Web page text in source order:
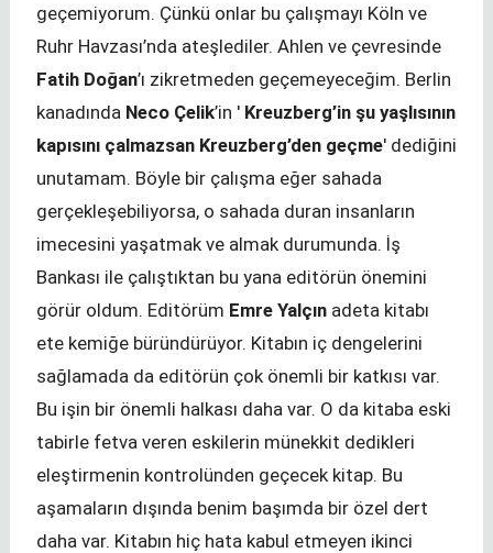
geçemiyorum. Çünkü onlar bu çalışmayı Köln ve
Ruhr Havzası’nda ateşlediler. Ahlen ve çevresinde
Fatih Doğan’ı zikretmeden geçemeyeceğim. Berlin
kanadında Neco Çelik’in ' Kreuzberg’in şu yaşlısının
kapısını çalmazsan Kreuzberg’den geçme' dediğini
unutamam. Böyle bir çalışma eğer sahada
gerçekleşebiliyorsa, o sahada duran insanların
imecesini yaşatmak ve almak durumunda. İş
Bankası ile çalıştıktan bu yana editörün önemini
görür oldum. Editörüm Emre Yalçın adeta kitabı
ete kemiğe büründürüyor. Kitabın iç dengelerini
sağlamada da editörün çok önemli bir katkısı var.
Bu işin bir önemli halkası daha var. O da kitaba eski
tabirle fetva veren eskilerin münekkit dedikleri
eleştirmenin kontrolünden geçecek kitap. Bu
aşamaların dışında benim başımda bir özel dert
daha var. Kitabın hiç hata kabul etmeyen ikinci